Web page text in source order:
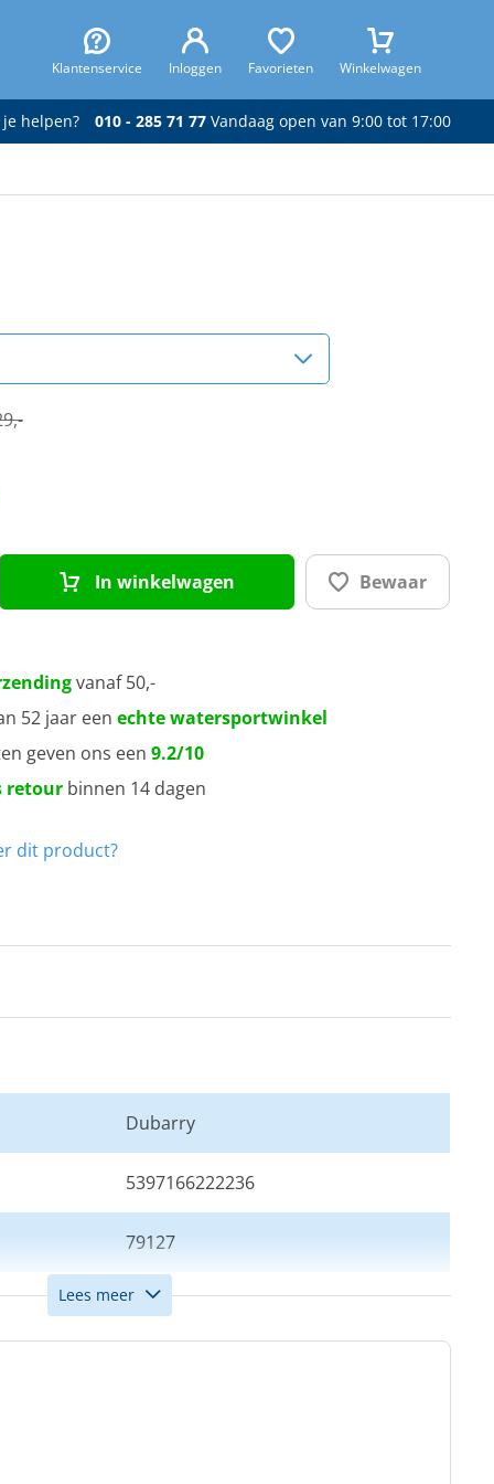
Klantenservice Inloggen Favorieten Winkelwagen
je helpen? 010 - 285 71 77Vandaag open van 9:00 tot 17:00
In winkelwagen Bewaar
vanaf 50,-
52 jaar een echte watersportwinkel
geven ons een 9.2/10
retourbinnen 14 dagen
dit product?
Dubarry
5397166222236
79127
36
Lees meer